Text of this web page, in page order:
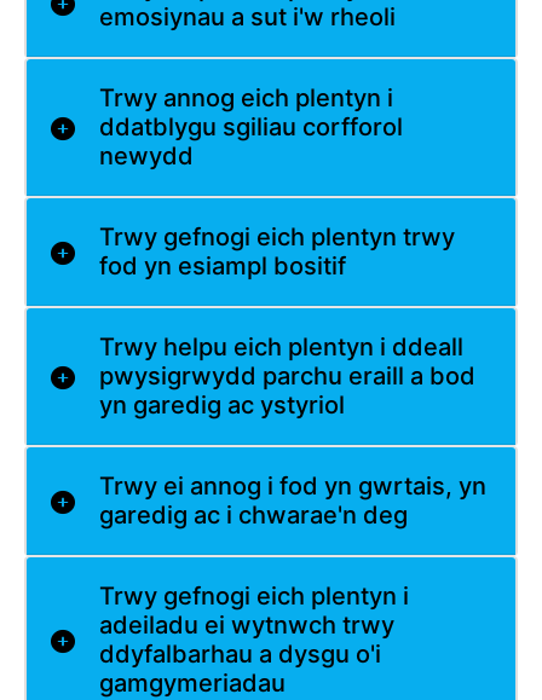
emosiynau a sut i'w rheoli
Trwy annog eich plentyn i
ddatblygu sgiliau corfforol
newydd
Trwy gefnogi eich plentyn trwy
fod yn esiampl bositif
Trwy helpu eich plentyn i ddeall
pwysigrwydd parchu eraill a bod
yn garedig ac ystyriol
Trwy ei annog i fod yn gwrtais, yn
garedig ac i chwarae'n deg
Trwy gefnogi eich plentyn i
adeiladu ei wytnwch trwy
ddyfalbarhau a dysgu o'i
gamgymeriadau